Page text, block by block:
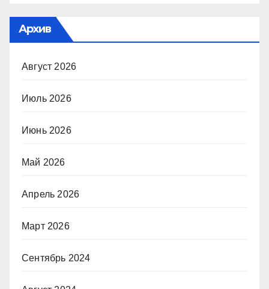
Архив
Август 2026
Июль 2026
Июнь 2026
Май 2026
Апрель 2026
Март 2026
Сентябрь 2024